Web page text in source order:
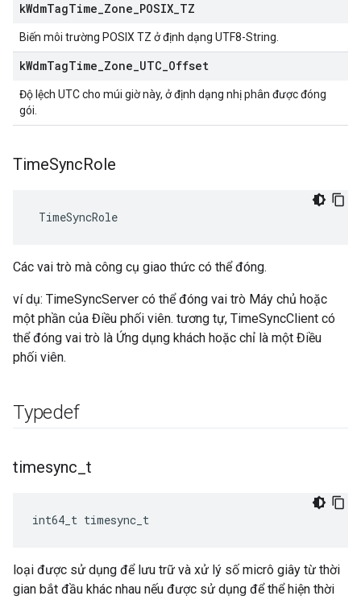
kWdmTagTime Zone POSIX TZ
Biến môi trường POSIX TZ ở định dạng UTF8-String.
kWdmTagTime Zone UTC Offset
Độ lệch UTC cho múi giờ này, ở định dạng nhị phân được đóng
gói.
TimeSyncRole
TimeSyncRole
Các vai trò mà công cụ giao thức có thể đóng.
ví dụ: TimeSyncServer có thể đóng vai trò Máy chủ hoặc
một phần của Điều phối viên. tương tự, TimeSyncClient có
thể đóng vai trò là Ứng dụng khách hoặc chỉ là một Điều
phối viên.
Typedef
timesync t
int64_t timesync_t
loại được sử dụng để lưu trữ và xử lý số micrô giây từ thời
gian bắt đầu khác nhau nếu được sử dụng để thể hiện thời